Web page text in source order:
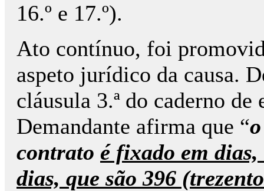
16.º e 17.º).
Ato contínuo, foi
aspeto jurídico da causa.
cláusula 3.ª do caderno
Demandante afirma que “
contrato é fixado em
dias, que são 396